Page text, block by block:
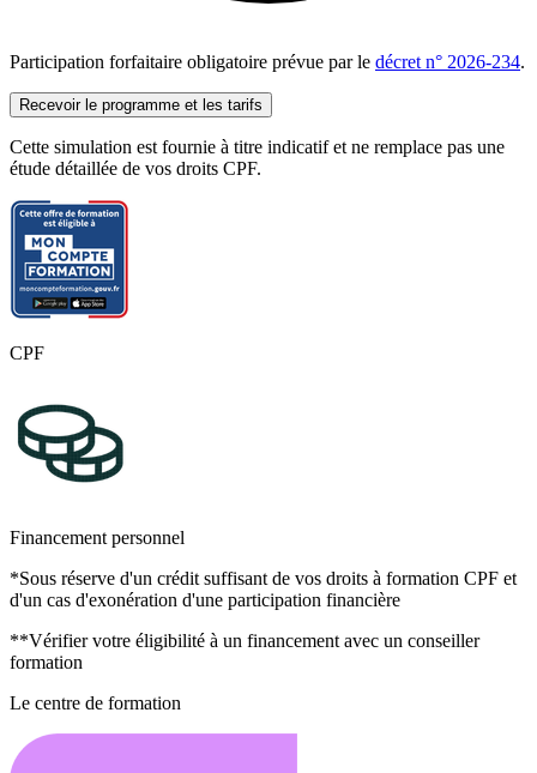
Participation forfaitaire obligatoire prévue par le décret n° 2026-234.
Recevoir le programme et les tarifs
Cette simulation est fournie à titre indicatif et ne remplace pas une
étude détaillée de vos droits CPF.
CPF
Financement personnel
*Sous réserve d'un crédit suffisant de vos droits à formation CPF et
d'un cas d'exonération d'une participation financière
**Vérifier votre éligibilité à un financement avec un conseiller
formation
Le centre de formation